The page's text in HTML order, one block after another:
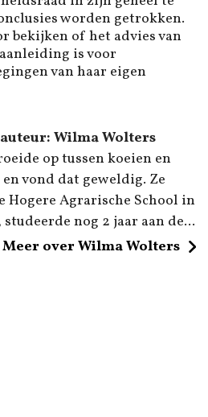
worden getrokken.
bekijken of het advies van
is voor
van haar eigen
Wilma Wolters
op tussen koeien en
vond dat geweldig. Ze
Hogere Agrarische School in
nog 2 jaar aan de...
Meer over Wilma Wolters